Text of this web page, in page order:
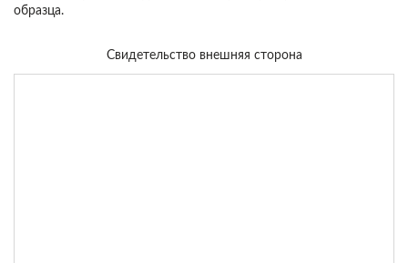
образца.
Свидетельство внешняя сторона